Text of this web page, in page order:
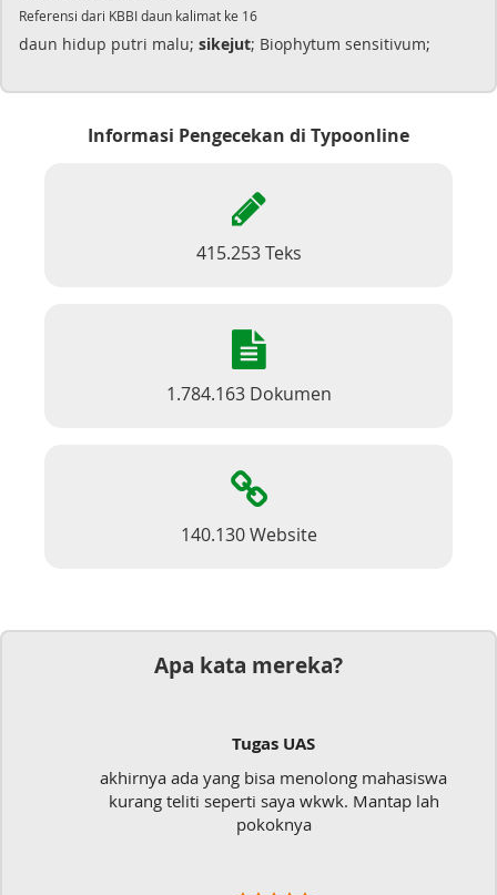
Referensi dari KBBI daun kalimat ke 16
daun hidup putri malu; sikejut; Biophytum sensitivum;
Informasi Pengecekan di Typoonline
415.253 Teks
1.784.163 Dokumen
140.130 Website
Apa kata mereka?
Tugas UAS
akhirnya ada yang bisa menolong mahasiswa
kurang teliti seperti saya wkwk. Mantap lah
pokoknya